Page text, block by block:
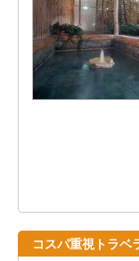
コスパ重視トラベ